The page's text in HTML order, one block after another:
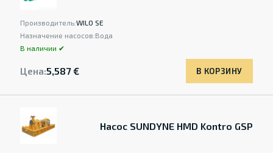
Производитель:WILO SE
Назначение насосов:Вода
В наличии ✔
Цена:5,587 € В КОРЗИНУ
Насос SUNDYNE HMD Kontro GSP